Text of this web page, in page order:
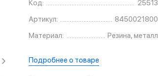
Код:
25513
Артикул:
8450021800
Материал:
Резина, металл
Подробнее о товаре